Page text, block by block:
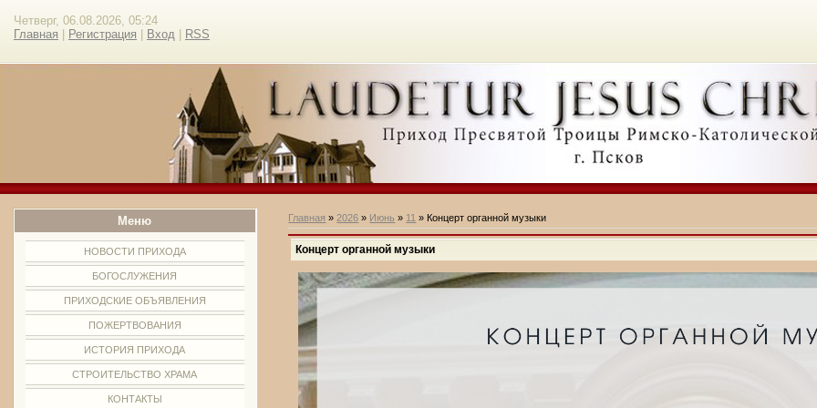
Четверг, 06.08.2026, 05:24
Главная
Регистрация Вход RSS
Меню
НОВОСТИ ПРИХОДА
БОГОСЛУЖЕНИЯ
ПРИХОДСКИЕ ОБЪЯВЛЕНИЯ
ПОЖЕРТВОВАНИЯ
ИСТОРИЯ ПРИХОДА
СТРОИТЕЛЬСТВО ХРАМА
КОНТАКТЫ
Главная » 2026 » Июнь » 11 » Концерт органной музыки
Концерт органной музыки